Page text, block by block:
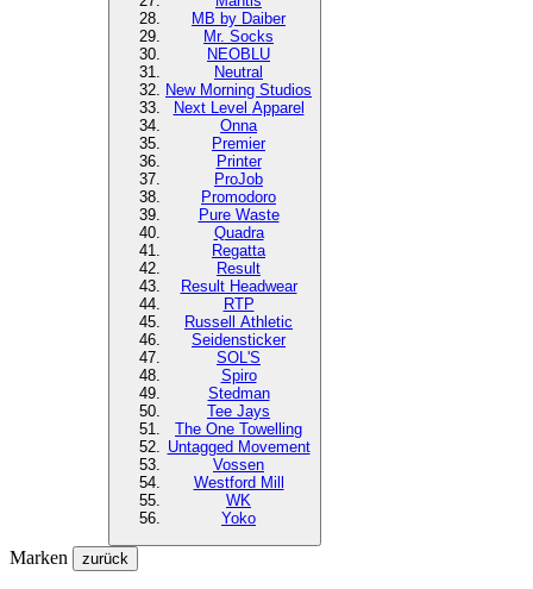
MB by Daiber
Mr. Socks
NEOBLU
Neutral
New Morning Studios
Next Level Apparel
Onna
Premier
Printer
ProJob
Promodoro
Pure Waste
Quadra
Regatta
Result
Result Headwear
RTP
Russell Athletic
Seidensticker
SOL'S
Spiro
Stedman
Tee Jays
The One Towelling
Untagged Movement
Vossen
Westford Mill
WK
Yoko
Marken zurück